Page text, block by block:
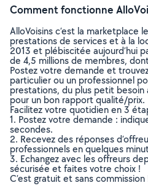
Comment fonctionne
AlloVoisins c’est la marketplace
prestations de services et à la
2013 et plébiscitée aujourd’hui
de 4,5 millions de membres,
Postez votre demande et
particulier ou un professionnel
prestations, du plus petit besoin
pour un bon rapport qualité/prix.
Facilitez votre quotidien en 3
1. Postez votre demande :
secondes.
2. Recevez des réponses
professionnels en quelques
3. Echangez avec les offreurs
sécurisée et faites votre choix !
C’est gratuit et sans commission